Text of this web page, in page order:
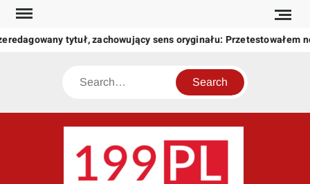
Skip
content
tytuł, zachowujący sens oryginału: Przetestowałem
Search